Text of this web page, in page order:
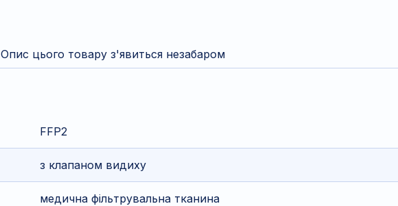
Опис цього товару з'явиться незабаром
FFP2
з клапаном видиху
медична фільтрувальна тканина